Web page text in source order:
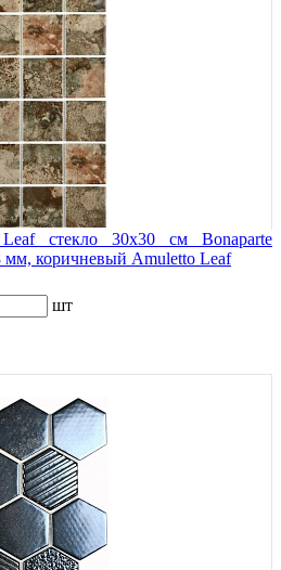
стекло 30х30 см Bonaparte
мм, коричневый Amuletto Leaf
шт